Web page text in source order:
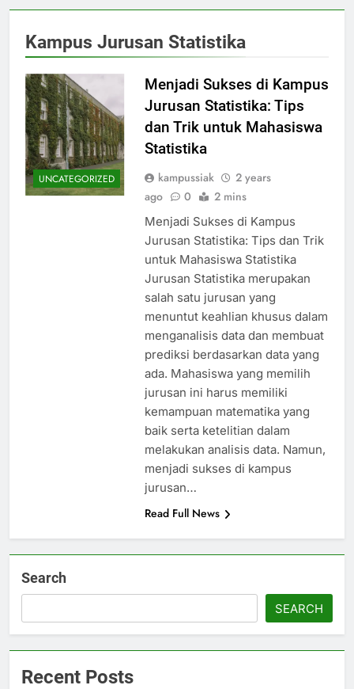
Kampus Jurusan Statistika
UNCATEGORIZED
Menjadi Sukses di Kampus
Jurusan Statistika: Tips
dan Trik untuk Mahasiswa
Statistika
kampussiak
2 years
ago
0 2 mins
Menjadi Sukses di Kampus
Jurusan Statistika: Tips dan Trik
untuk Mahasiswa Statistika
Jurusan Statistika merupakan
salah satu jurusan yang
menuntut keahlian khusus dalam
menganalisis data dan membuat
prediksi berdasarkan data yang
ada. Mahasiswa yang memilih
jurusan ini harus memiliki
kemampuan matematika yang
baik serta ketelitian dalam
melakukan analisis data. Namun,
menjadi sukses di kampus
jurusan…
Read Full News
Search
SEARCH
Recent Posts